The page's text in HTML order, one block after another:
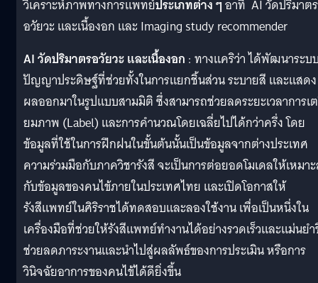
วิเคราะห์ภาพทางการแพทย์ประเภทต่าง ๆอาทิ AI วัดปริมาตร
อวัยวะ และเนื้องอก และ Imaging study recommender
AI วัดปริมาตรอวัยวะ และเนื้องอก : ทางเเคริว่า ได้พัฒนาระบ
ปัญญาประดิษฐ์ที่ช่วยทั้งในการแยกชิ้นส่วน ระบายสี และแสดง
ผลออกมาในรูปแบบสามมิติ ซึ่งสามารถช่วยลดระยะเวลาการเ
ยมภาพ (Label) และการคำนวณโดยเฉลี่ยไปได้กว่าครึ่ง โดย
ข้อมูลที่ใช้ในการฝึกฝนในขั้นต้นนั้นเป็นข้อมูลจากต่างประเทศ
ความร่วมมือกับภาควิชารังสี จะเป็นการต่อยอดโมเดลให้เหมา
กับข้อมูลของคนไข้ภายในประเทศไทย และเปิดโอกาสให้
รังสีแพทย์ในศิริราชได้ทดสอบและลองใช้งาน เพื่อเป็นหนึ่งใน
เครื่องมือที่ช่วยให้รังสีแพทย์ทำงานได้อย่างรวดเร็วและแม่นย
ช่วยลดภาระงานและนำไปสู่ผลลัพธ์ของการประเมิน หรือการ
วินิจฉัยอาการของคนไข้ได้ดียิ่งขึ้น